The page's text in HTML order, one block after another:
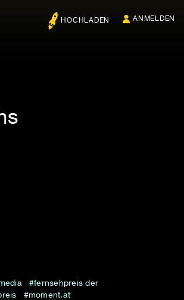
HOCHLADEN ANMELDEN
fernsehpreis der
moment.at